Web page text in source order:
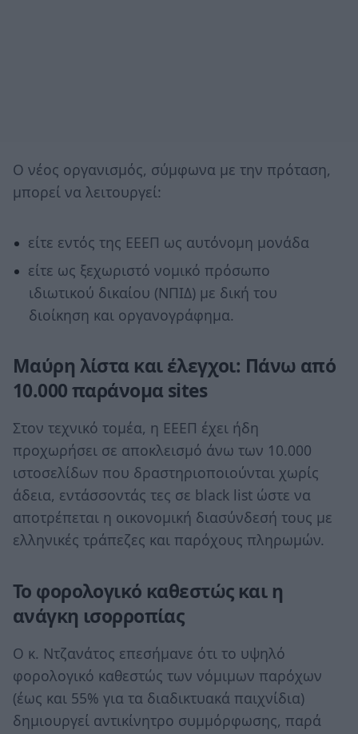
Ο νέος οργανισμός, σύμφωνα με την πρόταση,
μπορεί να λειτουργεί:
είτε εντός της ΕΕΕΠ ως αυτόνομη μονάδα
είτε ως ξεχωριστό νομικό πρόσωπο
ιδιωτικού δικαίου (ΝΠΙΔ) με δική του
διοίκηση και οργανογράφημα.
Μαύρη λίστα και έλεγχοι: Πάνω από
10.000 παράνομα sites
Στον τεχνικό τομέα, η ΕΕΕΠ έχει ήδη
προχωρήσει σε αποκλεισμό άνω των 10.000
ιστοσελίδων που δραστηριοποιούνται χωρίς
άδεια, εντάσσοντάς τες σε black list ώστε να
αποτρέπεται η οικονομική διασύνδεσή τους με
ελληνικές τράπεζες και παρόχους πληρωμών.
Το φορολογικό καθεστώς και η
ανάγκη ισορροπίας
Ο κ. Ντζανάτος επεσήμανε ότι το υψηλό
φορολογικό καθεστώς των νόμιμων παρόχων
(έως και 55% για τα διαδικτυακά παιχνίδια)
δημιουργεί αντικίνητρο συμμόρφωσης, παρά